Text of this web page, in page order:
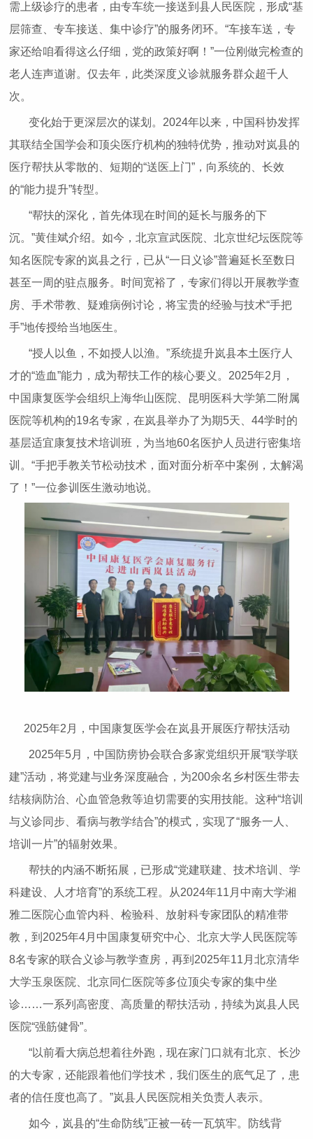
需上级诊疗的患者，由专车统一接送到县人民医院，形成“基
层筛查、专车接送、集中诊疗”的服务闭环。“车接车送，专
家还给咱看得这么仔细，党的政策好啊！”一位刚做完检查的
老人连声道谢。仅去年，此类深度义诊就服务群众超千人
次。
变化始于更深层次的谋划。2024年以来，中国科协发挥
其联结全国学会和顶尖医疗机构的独特优势，推动对岚县的
医疗帮扶从零散的、短期的“送医上门”，向系统的、长效
的“能力提升”转型。
“帮扶的深化，首先体现在时间的延长与服务的下
沉。”黄佳斌介绍。如今，北京宣武医院、北京世纪坛医院等
知名医院专家的岚县之行，已从“一日义诊”普遍延长至数日
甚至一周的驻点服务。时间宽裕了，专家们得以开展教学查
房、手术带教、疑难病例讨论，将宝贵的经验与技术“手把
手”地传授给当地医生。
“授人以鱼，不如授人以渔。”系统提升岚县本土医疗人
才的“造血”能力，成为帮扶工作的核心要义。2025年2月，
中国康复医学会组织上海华山医院、昆明医科大学第二附属
医院等机构的19名专家，在岚县举办了为期5天、44学时的
基层适宜康复技术培训班，为当地60名医护人员进行密集培
训。“手把手教关节松动技术，面对面分析卒中案例，太解渴
了！”一位参训医生激动地说。
2025年2月，中国康复医学会在岚县开展医疗帮扶活动
2025年5月，中国防痨协会联合多家党组织开展“联学联
建”活动，将党建与业务深度融合，为200余名乡村医生带去
结核病防治、心血管急救等迫切需要的实用技能。这种“培训
与义诊同步、看病与教学结合”的模式，实现了“服务一人、
培训一片”的辐射效果。
帮扶的内涵不断拓展，已形成“党建联建、技术培训、学
科建设、人才培育”的系统工程。从2024年11月中南大学湘
雅二医院心血管内科、检验科、放射科专家团队的精准带
教，到2025年4月中国康复研究中心、北京大学人民医院等
8名专家的联合义诊与教学查房，再到2025年11月北京清华
大学玉泉医院、北京同仁医院等多位顶尖专家的集中坐
诊……一系列高密度、高质量的帮扶活动，持续为岚县人民
医院“强筋健骨”。
“以前看大病总想着往外跑，现在家门口就有北京、长沙
的大专家，还能跟着他们学技术，我们医生的底气足了，患
者的信任度也高了。”岚县人民医院相关负责人表示。
如今，岚县的“生命防线”正被一砖一瓦筑牢。防线背